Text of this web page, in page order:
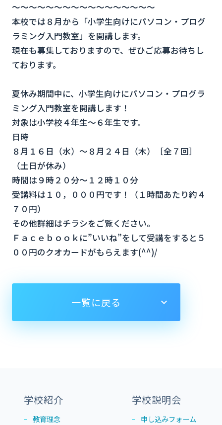
～～～～～～～～～～～～～～～～～
本校では８月から「小学生向けにパソコン・プログ
ラミング入門教室」を開講します。
現在も募集しておりますので、ぜひご応募お待ちし
ております。
夏休み期間中に、小学生向けにパソコン・プログラ
ミング入門教室を開講します！
対象は小学校４年生～６年生です。
日時
８月１６日（水）～８月２４日（木）［全７回］
（土日が休み）
時間は９時２０分～１２時１０分
受講料は１０，０００円です！（１時間あたり約４
７０円）
その他詳細はチラシをご覧ください。
Ｆａｃｅｂｏｏｋに”いいね”をして受講をすると５
００円のクオカードがもらえます(^^)/
一覧に戻る
学校紹介
教育理念
学校説明会
申し込みフォーム